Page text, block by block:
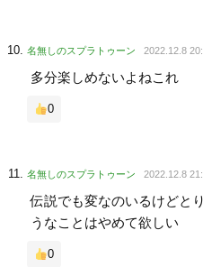
名無しのスプラトゥーン 2022.12.8
多分楽しめないよねこれ
0
名無しのスプラトゥーン 2022.12.8
伝説でも変なのいるけどと
うなことはやめて欲しい
0